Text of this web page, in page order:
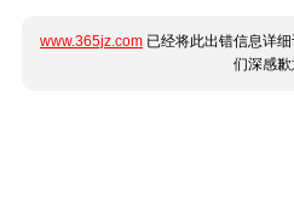
www.365jz.com 已经将此出错信息详
们深感歉